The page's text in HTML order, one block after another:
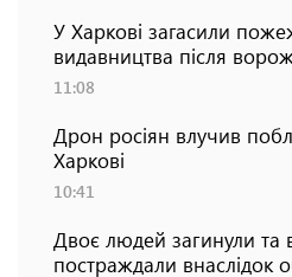
У Харкові загасили
видавництва після
11:08
Дрон росіян влучив
Харкові
10:41
Двоє людей загинули та
постраждали внаслідок